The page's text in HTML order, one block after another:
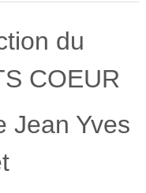
du
COEUR
Jean Yves